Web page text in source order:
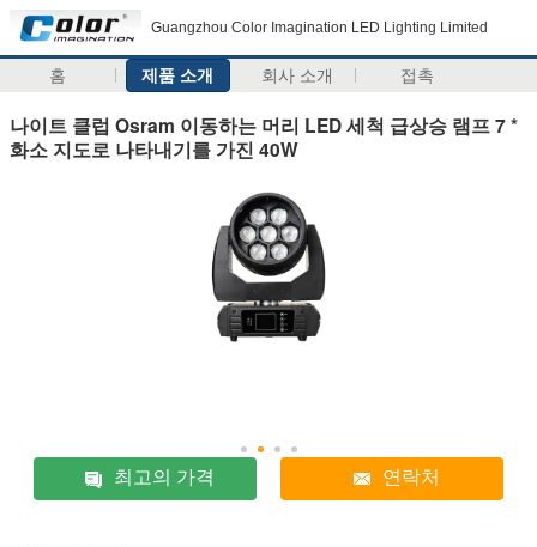
Guangzhou Color Imagination LED Lighting Limited
홈 제품 소개 회사 소개 접촉
나이트 클럽 Osram 이동하는 머리 LED 세척 급상승 램프 7 *
화소 지도로 나타내기를 가진 40W
최고의 가격 연락처